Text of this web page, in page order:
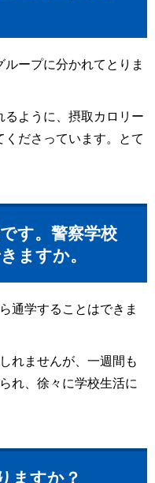
ープに分かれてとりま
ように、摂取カロリー
くださっています。とて
す。警察学校
ますか。
通学することはできま
れませんが、一週間も
れ、徐々に学校生活に
ますか？